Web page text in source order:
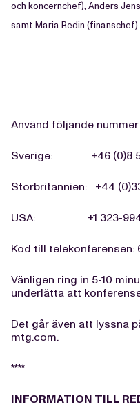
och koncernchef), Anders
samt Maria Redin (finanschef).
Använd följande
Sverige: +46 (0)8
Storbritannien: +44
USA: +1 323-994-
Kod till telekonferensen:
Vänligen ring in 5-10
underlätta att
Det går även att lyssna
mtg.com.
****
INFORMATION TILL